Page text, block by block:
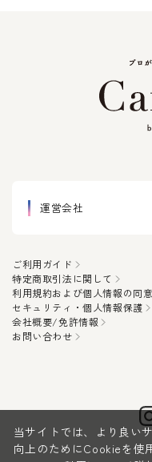
運営会社
ご利用ガイド
特定商取引法に関して
利用規約および個人情報の同
セキュリティ・個人情報保護
会社概要/免許情報
お問い合わせ
当サイトでは、より良い
向上のためにCookieを使